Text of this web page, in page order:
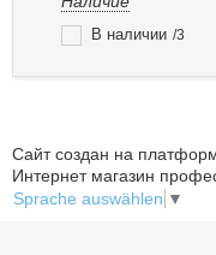
В наличии 3
Сайт создан на
Интернет магазин
Sprache auswählen ▼